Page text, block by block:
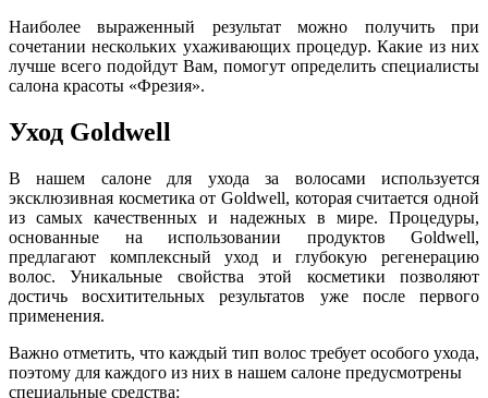
Наиболее выраженный результат можно получить при
сочетании нескольких ухаживающих процедур. Какие из них
лучше всего подойдут Вам, помогут определить специалисты
салона красоты «Фрезия».
Уход Goldwell
В нашем салоне для ухода за волосами используется
эксклюзивная косметика от Goldwell, которая считается одной
из самых качественных и надежных в мире. Процедуры,
основанные на использовании продуктов Goldwell,
предлагают комплексный уход и глубокую регенерацию
волос. Уникальные свойства этой косметики позволяют
достичь восхитительных результатов уже после первого
применения.
Важно отметить, что каждый тип волос требует особого ухода,
поэтому для каждого из них в нашем салоне предусмотрены
специальные средства: